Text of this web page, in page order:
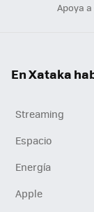
Apoya
En Xataka
Streaming
Espacio
Energía
Apple